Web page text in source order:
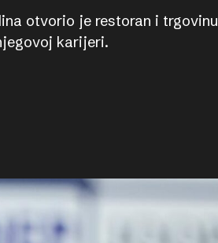
otvorio je restoran i trgovinu
karijeri.